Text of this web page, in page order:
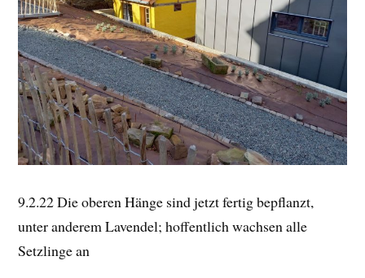
9.2.22 Die oberen Hänge sind jetzt fertig bepflanzt,
unter anderem Lavendel; hoffentlich wachsen alle
Setzlinge an